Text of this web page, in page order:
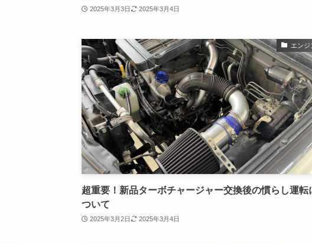
2025年3月3日 2025年3月4日
エンジ
超重要！新品ターボチャージャー交換後の慣らし運転
ついて
2025年3月2日 2025年3月4日